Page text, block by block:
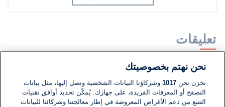
تعليقات
لا توجد تعليقات مكتوبة حتى الآن. كن الأول!
اكتب تعليقًا جديدًا ...
نحن نهتم بخصوصيتك
نخزن نحن1017 وشركاؤنا البيانات الشخصية ونصل إليها، مثل بيانات
التصفح أو المعرفات الفريدة، على جهازك. يُمكّن تحديد أوافق تقنيات
التتبع من دعم الأغراض المعروضة في إطار معالجتنا وشركائنا للبيانات